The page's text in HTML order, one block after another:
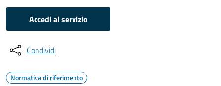
Accedi al servizio
Condividi
Normativa di riferimento